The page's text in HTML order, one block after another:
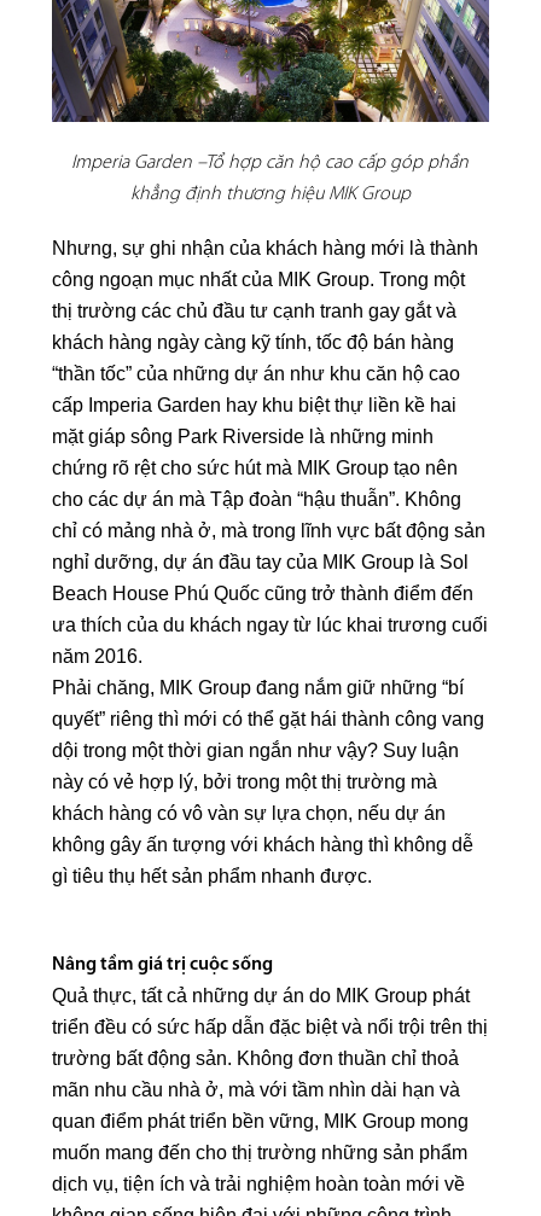
Imperia Garden –Tổ hợp căn hộ cao cấp góp phần
khẳng định thương hiệu MIK Group
Nhưng, sự ghi nhận của khách hàng mới là thành
công ngoạn mục nhất của MIK Group. Trong một
thị trường các chủ đầu tư cạnh tranh gay gắt và
khách hàng ngày càng kỹ tính, tốc độ bán hàng
“thần tốc” của những dự án như khu căn hộ cao
cấp Imperia Garden hay khu biệt thự liền kề hai
mặt giáp sông Park Riverside là những minh
chứng rõ rệt cho sức hút mà MIK Group tạo nên
cho các dự án mà Tập đoàn “hậu thuẫn”. Không
chỉ có mảng nhà ở, mà trong lĩnh vực bất động sản
nghỉ dưỡng, dự án đầu tay của MIK Group là Sol
Beach House Phú Quốc cũng trở thành điểm đến
ưa thích của du khách ngay từ lúc khai trương cuối
năm 2016.
Phải chăng, MIK Group đang nắm giữ những “bí
quyết” riêng thì mới có thể gặt hái thành công vang
dội trong một thời gian ngắn như vậy? Suy luận
này có vẻ hợp lý, bởi trong một thị trường mà
khách hàng có vô vàn sự lựa chọn, nếu dự án
không gây ấn tượng với khách hàng thì không dễ
gì tiêu thụ hết sản phẩm nhanh được.
Nâng tầm giá trị cuộc sống
Quả thực, tất cả những dự án do MIK Group phát
triển đều có sức hấp dẫn đặc biệt và nổi trội trên thị
trường bất động sản. Không đơn thuần chỉ thoả
mãn nhu cầu nhà ở, mà với tầm nhìn dài hạn và
quan điểm phát triển bền vững, MIK Group mong
muốn mang đến cho thị trường những sản phẩm
dịch vụ, tiện ích và trải nghiệm hoàn toàn mới về